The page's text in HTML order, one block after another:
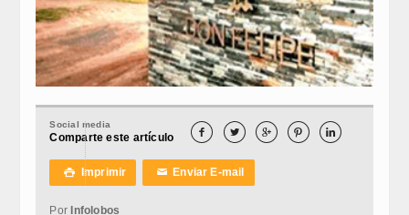
Social media
Comparte este artículo     
 Imprimir ✉Enviar E-mail
PorInfolobos